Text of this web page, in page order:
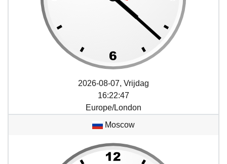
2026-08-07, Vrijdag
16:22:47
Europe/London
Moscow